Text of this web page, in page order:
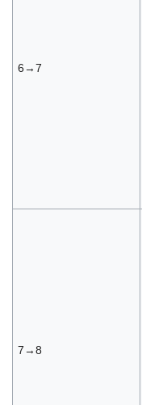
6→7
7→8